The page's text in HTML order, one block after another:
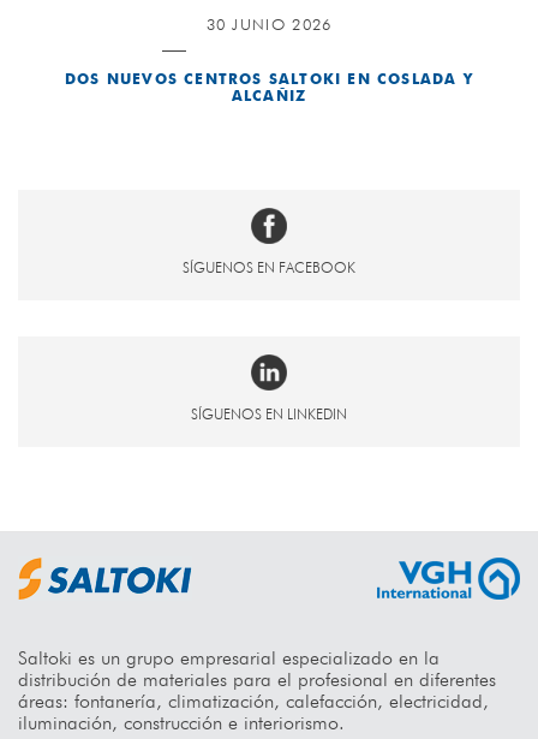
30 JUNIO 2026
DOS NUEVOS CENTROS SALTOKI EN COSLADA Y
ALCAÑIZ
SÍGUENOS EN FACEBOOK
SÍGUENOS EN LINKEDIN
Saltoki es un grupo empresarial especializado en la
distribución de materiales para el profesional en diferentes
áreas: fontanería, climatización, calefacción, electricidad,
iluminación, construcción e interiorismo.